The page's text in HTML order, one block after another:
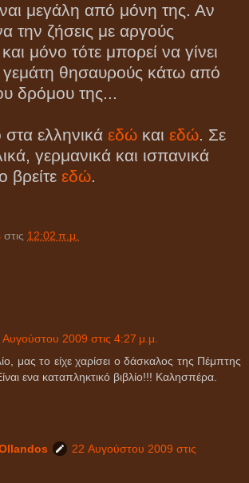
μεγάλη από μόνη της. Αν
την ζήσεις με αργούς
μόνο τότε μπορεί να γίνει
γεμάτη θησαυρούς κάτω από
δρόμου της...
στα ελληνικά εδώ και εδώ. Σε
γερμανικά και ισπανικά
βρείτε εδώ.
στις 12:02 π.μ.
2009 στις 4:27 μ.μ.
μας το είχε χαρίσει ο δάσκαλος της Πέμπτης
ενα καταπληκτικό βιβλίο!!! Καλησπέρα.
22 Αυγούστου 2009 στις